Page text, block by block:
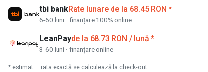
tbi bankRate lunare de la 68.45 RON *
6-60 luni · finanțare 100% online
LeanPayde la 68.73 RON / lună *
3-60 luni · finanțare online
* estimat — rata exactă se calculează la check-out